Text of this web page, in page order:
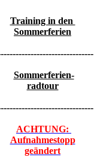
Training in den
Sommerferien
Sommerferien-
radtour
ACHTUNG:
Aufnahmestopp
geändert